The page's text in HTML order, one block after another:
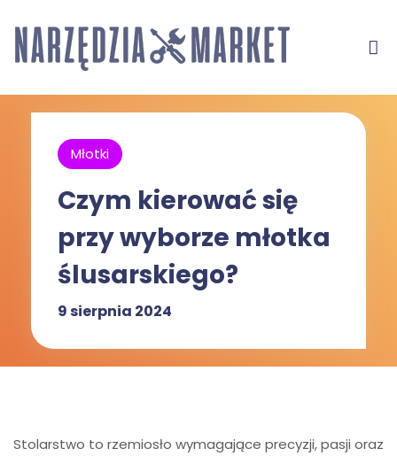
Młotki
Czym kierować się
przy wyborze młotka
ślusarskiego?
9 sierpnia 2024
Stolarstwo to rzemiosło wymagające precyzji, pasji oraz